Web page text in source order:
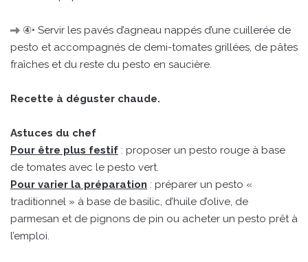
④• Servir les pavés d’agneau nappés d’une cuillerée de
pesto et accompagnés de demi-tomates grillées, de pâtes
fraîches et du reste du pesto en saucière.
Recette à déguster chaude.
Astuces du chef
Pour être plus festif : proposer un pesto rouge à base
de tomates avec le pesto vert.
Pour varier la préparation : préparer un pesto «
traditionnel » à base de basilic, d’huile d’olive, de
parmesan et de pignons de pin ou acheter un pesto prêt à
l’emploi.